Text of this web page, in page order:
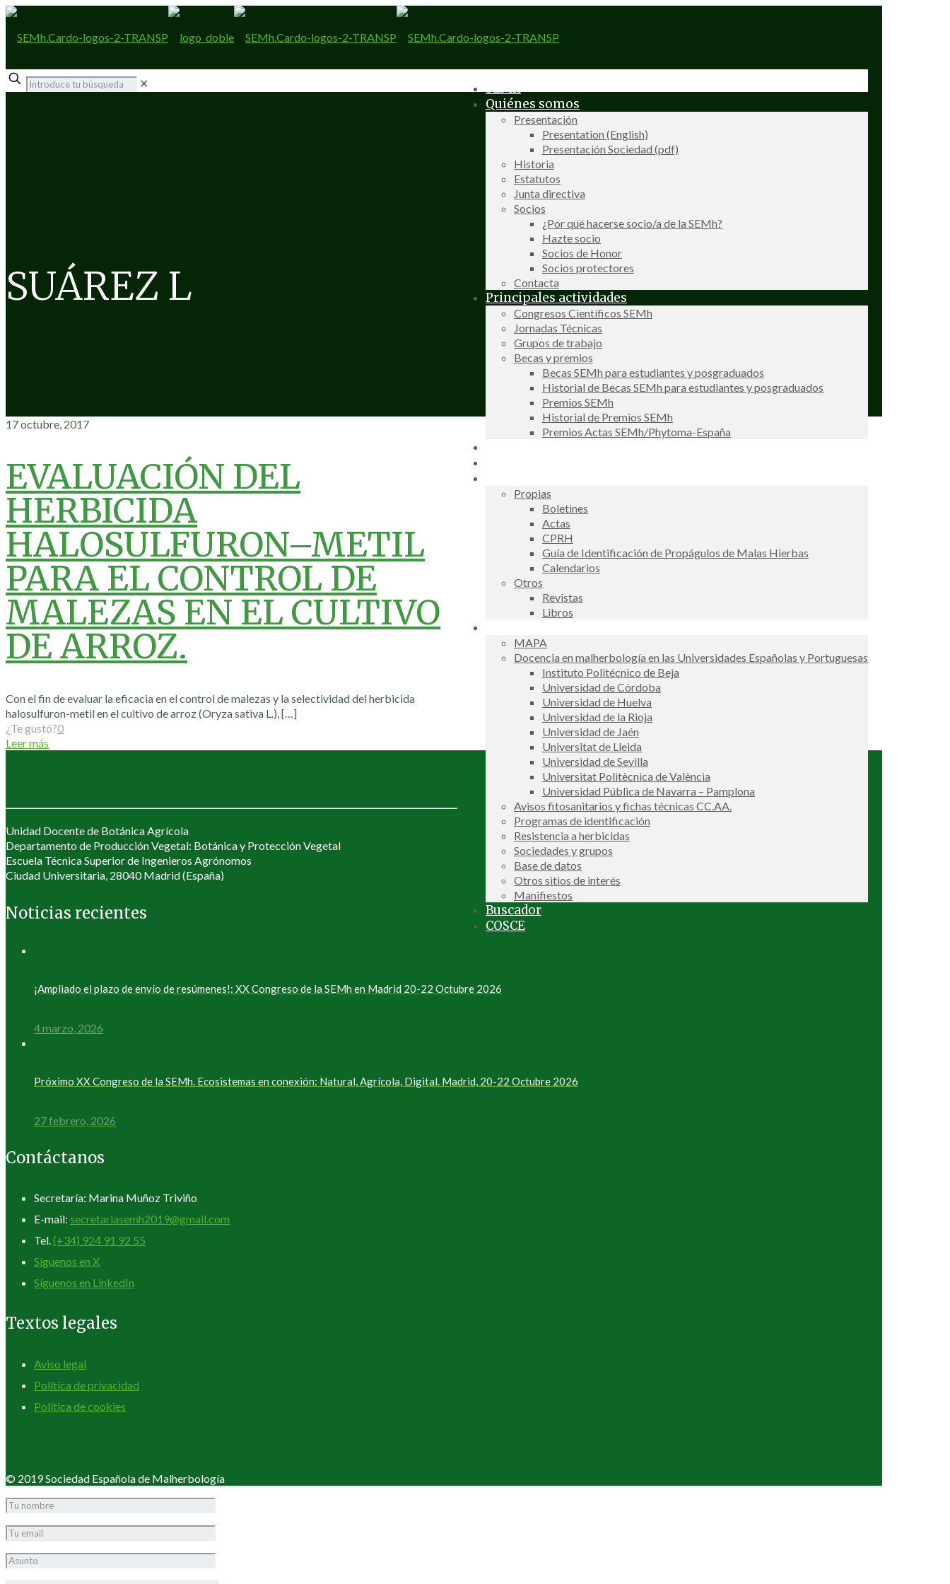
SEMh
Quiénes somos
Presentación
Presentation (English)
Presentación Sociedad (pdf)
Historia
Estatutos
Junta directiva
Socios
¿Por qué hacerse socio/a de la SEMh?
Hazte socio
Socios de Honor
Socios protectores
Contacta
Principales actividades
Congresos Científicos SEMh
Jornadas Técnicas
Grupos de trabajo
Becas y premios
Becas SEMh para estudiantes y posgraduados
Historial de Becas SEMh para estudiantes y posgraduados
Premios SEMh
Historial de Premios SEMh
Premios Actas SEMh/Phytoma-España
Propias
Boletines
Actas
CPRH
Guía de Identificación de Propágulos de Malas Hierbas
Calendarios
Otros
Revistas
Libros
MAPA
Docencia en malherbología en las Universidades Españolas y Portuguesas
Instituto Politécnico de Beja
Universidad de Córdoba
Universidad de Huelva
Universidad de la Rioja
Universidad de Jaén
Universitat de Lleida
Universidad de Sevilla
Universitat Politècnica de València
Universidad Pública de Navarra – Pamplona
Avisos fitosanitarios y fichas técnicas CC.AA.
Programas de identificación
Resistencia a herbicidas
Sociedades y grupos
Base de datos
Otros sitios de interés
Manifiestos
Buscador
COSCE
✕
SUÁREZ L
17 octubre, 2017
EVALUACIÓN DEL
HERBICIDA
HALOSULFURON–METIL
PARA EL CONTROL DE
MALEZAS EN EL CULTIVO
DE ARROZ.
Con el fin de evaluar la eficacia en el control de malezas y la selectividad del herbicida
halosulfuron-metil en el cultivo de arroz (Oryza sativa L.),[…]
¿Te gustó?0
Leer más
Unidad Docente de Botánica Agrícola
Departamento de Producción Vegetal: Botánica y Protección Vegetal
Escuela Técnica Superior de Ingenieros Agrónomos
Ciudad Universitaria, 28040 Madrid (España)
Noticias recientes
¡Ampliado el plazo de envío de resúmenes!: XX Congreso de la SEMh en Madrid 20-22 Octubre 2026
4 marzo, 2026
Próximo XX Congreso de la SEMh. Ecosistemas en conexión: Natural, Agrícola, Digital. Madrid, 20-22 Octubre 2026
27 febrero, 2026
Contáctanos
Secretaría: Marina Muñoz Triviño
E-mail: secretariasemh2019@gmail.com
Tel. (+34) 924 91 92 55
Síguenos en X
Síguenos en LinkedIn
Textos legales
Aviso legal
Política de privacidad
Política de cookies
© 2019 Sociedad Española de Malherbología